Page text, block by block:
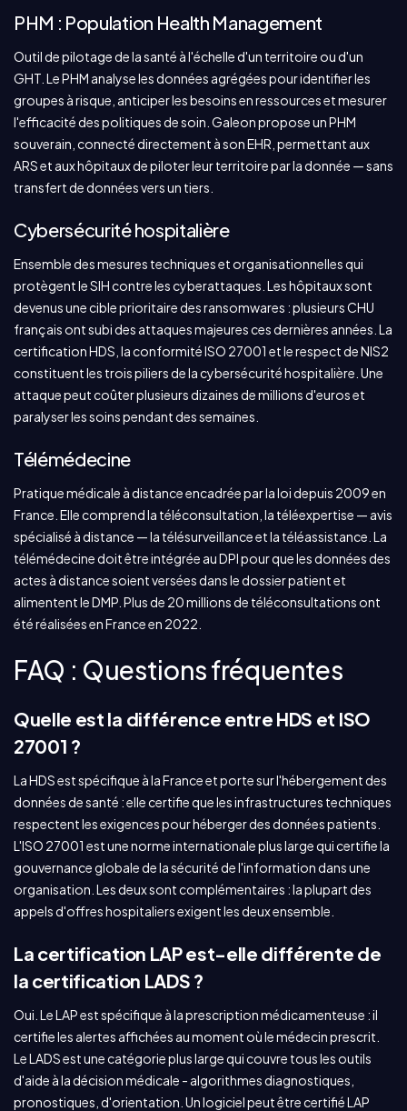
PHM : Population Health Management
Outil de pilotage de la santé à l'échelle d'un territoire ou d'un
GHT. Le PHM analyse les données agrégées pour identifier les
groupes à risque, anticiper les besoins en ressources et mesurer
l'efficacité des politiques de soin. Galeon propose un PHM
souverain, connecté directement à son EHR, permettant aux
ARS et aux hôpitaux de piloter leur territoire par la donnée — sans
transfert de données vers un tiers.
Cybersécurité hospitalière
Ensemble des mesures techniques et organisationnelles qui
protègent le SIH contre les cyberattaques. Les hôpitaux sont
devenus une cible prioritaire des ransomwares : plusieurs CHU
français ont subi des attaques majeures ces dernières années. La
certification HDS, la conformité ISO 27001 et le respect de NIS2
constituent les trois piliers de la cybersécurité hospitalière. Une
attaque peut coûter plusieurs dizaines de millions d'euros et
paralyser les soins pendant des semaines.
Télémédecine
Pratique médicale à distance encadrée par la loi depuis 2009 en
France. Elle comprend la téléconsultation, la téléexpertise — avis
spécialisé à distance — la télésurveillance et la téléassistance. La
télémédecine doit être intégrée au DPI pour que les données des
actes à distance soient versées dans le dossier patient et
alimentent le DMP. Plus de 20 millions de téléconsultations ont
été réalisées en France en 2022.
FAQ : Questions fréquentes
Quelle est la différence entre HDS et ISO
27001 ?
La HDS est spécifique à la France et porte sur l'hébergement des
données de santé : elle certifie que les infrastructures techniques
respectent les exigences pour héberger des données patients.
L'ISO 27001 est une norme internationale plus large qui certifie la
gouvernance globale de la sécurité de l'information dans une
organisation. Les deux sont complémentaires : la plupart des
appels d'offres hospitaliers exigent les deux ensemble.
La certification LAP est-elle différente de
la certification LADS ?
Oui. Le LAP est spécifique à la prescription médicamenteuse : il
certifie les alertes affichées au moment où le médecin prescrit.
Le LADS est une catégorie plus large qui couvre tous les outils
d'aide à la décision médicale - algorithmes diagnostiques,
pronostiques, d'orientation. Un logiciel peut être certifié LAP